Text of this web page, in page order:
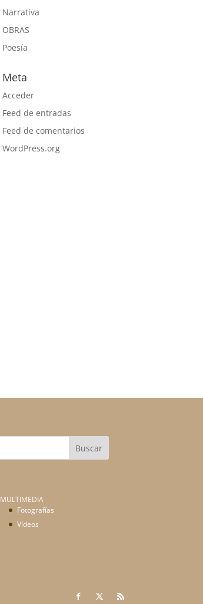
Narrativa
OBRAS
Poesía
Meta
Acceder
Feed de entradas
Feed de comentarios
WordPress.org
MULTIMEDIA
Fotografías
Vídeos